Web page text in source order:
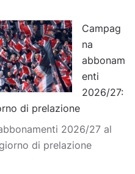
Campag
na
abbonam
enti
2026/27:
di prelazione
2026/27 al
di prelazione